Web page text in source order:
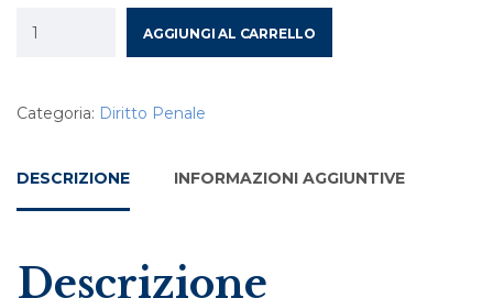
AGGIUNGI AL CARRELLO
Categoria: Diritto Penale
DESCRIZIONE INFORMAZIONI AGGIUNTIVE
Descrizione